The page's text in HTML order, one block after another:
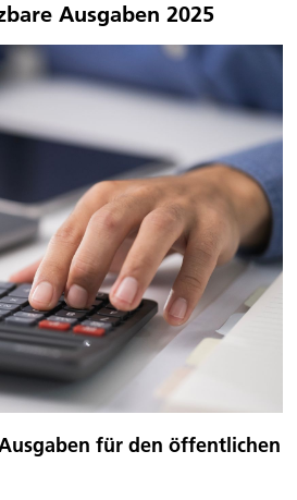
Ausgaben 2025
für den öffentlichen